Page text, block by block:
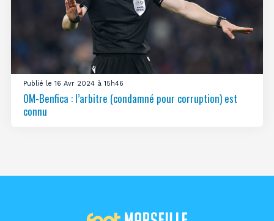
Publié le 16 Avr 2024 à 15h46
OM-Benfica : l’arbitre (condamné pour corruption) est
connu